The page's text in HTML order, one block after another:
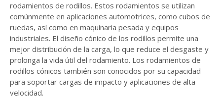
rodamientos de rodillos. Estos rodamientos se utilizan
comúnmente en aplicaciones automotrices, como cubos de
ruedas, así como en maquinaria pesada y equipos
industriales. El diseño cónico de los rodillos permite una
mejor distribución de la carga, lo que reduce el desgaste y
prolonga la vida útil del rodamiento. Los rodamientos de
rodillos cónicos también son conocidos por su capacidad
para soportar cargas de impacto y aplicaciones de alta
velocidad.